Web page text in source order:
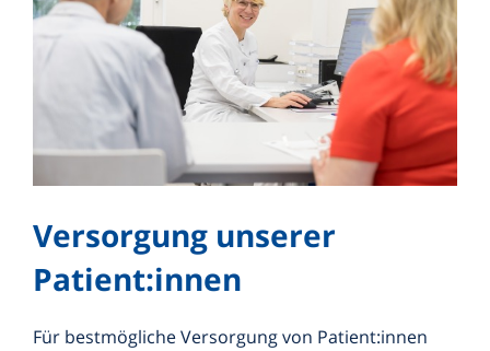
Versorgung unserer
Patient:innen
Für bestmögliche Versorgung von Patient:innen